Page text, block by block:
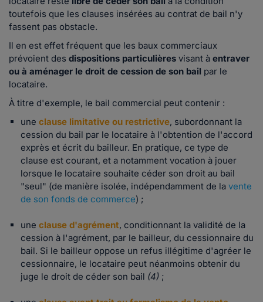
toutefois que les clauses insérées au contrat de bail n'y
fassent pas obstacle.
Il en est effet fréquent que les baux commerciaux
prévoient des dispositions particulières visant à entraver
ou à aménager le droit de cession de son bail par le
locataire.
À titre d'exemple, le bail commercial peut contenir :
une clause limitative ou restrictive, subordonnant la
cession du bail par le locataire à l'obtention de l'accord
exprès et écrit du bailleur. En pratique, ce type de
clause est courant, et a notamment vocation à jouer
lorsque le locataire souhaite céder son droit au bail
"seul" (de manière isolée, indépendamment de la vente
de son fonds de commerce) ;
une clause d'agrément, conditionnant la validité de la
cession à l'agrément, par le bailleur, du cessionnaire du
bail. Si le bailleur oppose un refus illégitime d'agréer le
cessionnaire, le locataire peut néanmoins obtenir du
juge le droit de céder son bail (4) ;